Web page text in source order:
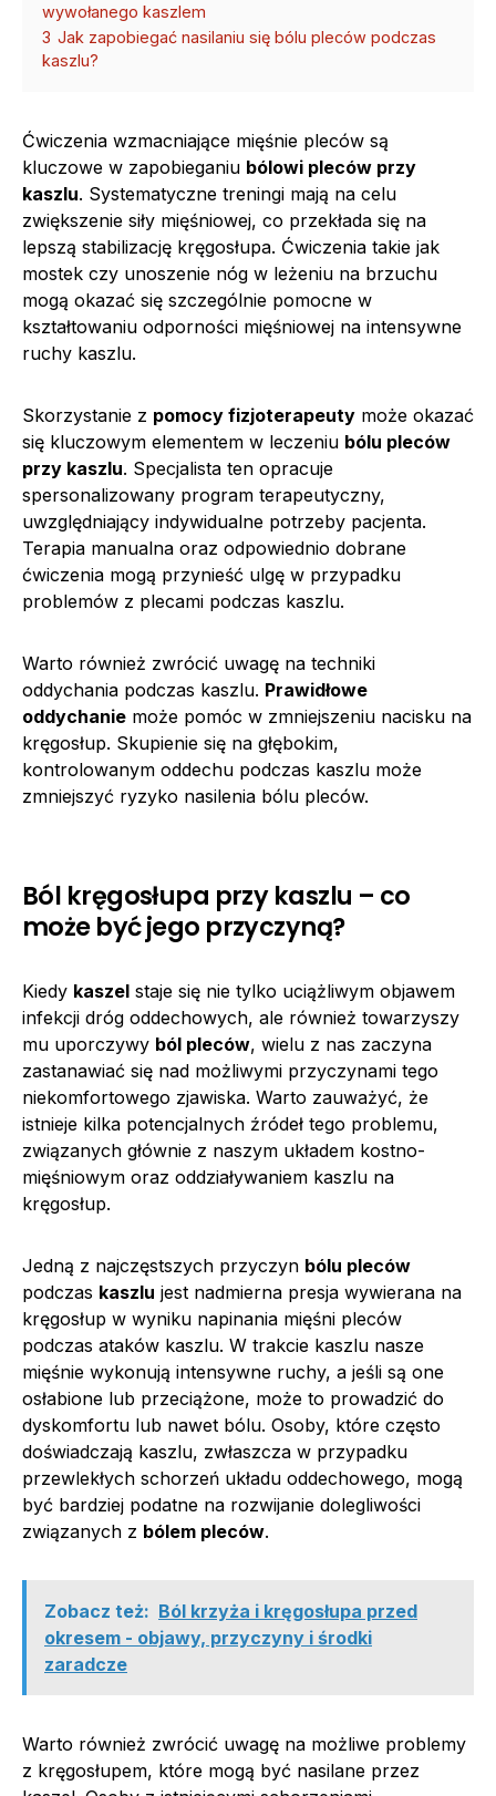
wywołanego kaszlem
3 Jak zapobiegać nasilaniu się bólu pleców podczas
kaszlu?
Ćwiczenia wzmacniające mięśnie pleców są
kluczowe w zapobieganiu bólowi pleców przy
kaszlu. Systematyczne treningi mają na celu
zwiększenie siły mięśniowej, co przekłada się na
lepszą stabilizację kręgosłupa. Ćwiczenia takie jak
mostek czy unoszenie nóg w leżeniu na brzuchu
mogą okazać się szczególnie pomocne w
kształtowaniu odporności mięśniowej na intensywne
ruchy kaszlu.
Skorzystanie z pomocy fizjoterapeuty może okazać
się kluczowym elementem w leczeniu bólu pleców
przy kaszlu. Specjalista ten opracuje
spersonalizowany program terapeutyczny,
uwzględniający indywidualne potrzeby pacjenta.
Terapia manualna oraz odpowiednio dobrane
ćwiczenia mogą przynieść ulgę w przypadku
problemów z plecami podczas kaszlu.
Warto również zwrócić uwagę na techniki
oddychania podczas kaszlu. Prawidłowe
oddychanie może pomóc w zmniejszeniu nacisku na
kręgosłup. Skupienie się na głębokim,
kontrolowanym oddechu podczas kaszlu może
zmniejszyć ryzyko nasilenia bólu pleców.
Ból kręgosłupa przy kaszlu – co
może być jego przyczyną?
Kiedy kaszel staje się nie tylko uciążliwym objawem
infekcji dróg oddechowych, ale również towarzyszy
mu uporczywy ból pleców, wielu z nas zaczyna
zastanawiać się nad możliwymi przyczynami tego
niekomfortowego zjawiska. Warto zauważyć, że
istnieje kilka potencjalnych źródeł tego problemu,
związanych głównie z naszym układem kostno-
mięśniowym oraz oddziaływaniem kaszlu na
kręgosłup.
Jedną z najczęstszych przyczyn bólu pleców
podczas kaszlu jest nadmierna presja wywierana na
kręgosłup w wyniku napinania mięśni pleców
podczas ataków kaszlu. W trakcie kaszlu nasze
mięśnie wykonują intensywne ruchy, a jeśli są one
osłabione lub przeciążone, może to prowadzić do
dyskomfortu lub nawet bólu. Osoby, które często
doświadczają kaszlu, zwłaszcza w przypadku
przewlekłych schorzeń układu oddechowego, mogą
być bardziej podatne na rozwijanie dolegliwości
związanych z bólem pleców.
Zobacz też: Ból krzyża i kręgosłupa przed
okresem - objawy, przyczyny i środki
zaradcze
Warto również zwrócić uwagę na możliwe problemy
z kręgosłupem, które mogą być nasilane przez